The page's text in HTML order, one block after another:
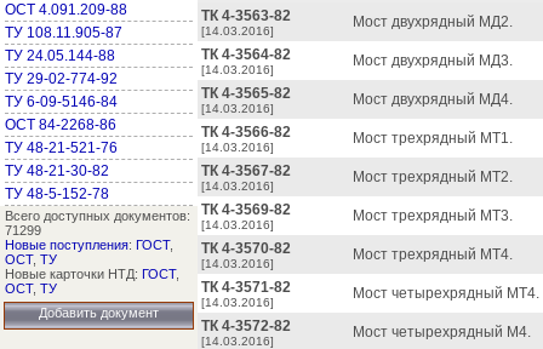
ОСТ 4.091.209-88
ТУ 108.11.905-87
ТУ 24.05.144-88
ТУ 29-02-774-92
ТУ 6-09-5146-84
ОСТ 84-2268-86
ТУ 48-21-521-76
ТУ 48-21-30-82
ТУ 48-5-152-78
Всего доступных документов:
71299
Новые поступления: ГОСТ,
ОСТ, ТУ
Новые карточки НТД: ГОСТ,
ОСТ, ТУ
Добавить документ
ТК 4-3563-82
[14.03.2016]
Мост двухрядный МД2.
ТК 4-3564-82
[14.03.2016]
Мост двухрядный МД3.
ТК 4-3565-82
[14.03.2016]
Мост двухрядный МД4.
ТК 4-3566-82
[14.03.2016]
Мост трехрядный МТ1.
ТК 4-3567-82
[14.03.2016]
Мост трехрядный МТ2.
ТК 4-3569-82
[14.03.2016]
Мост трехрядный МТ3.
ТК 4-3570-82
[14.03.2016]
Мост трехрядный МТ4.
ТК 4-3571-82
[14.03.2016]
Мост четырехрядный МТ4.
ТК 4-3572-82
[14.03.2016]
Мост четырехрядный М4.